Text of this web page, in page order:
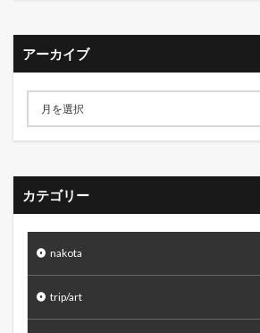
アーカイブ
カテゴリー
nakota
trip/art